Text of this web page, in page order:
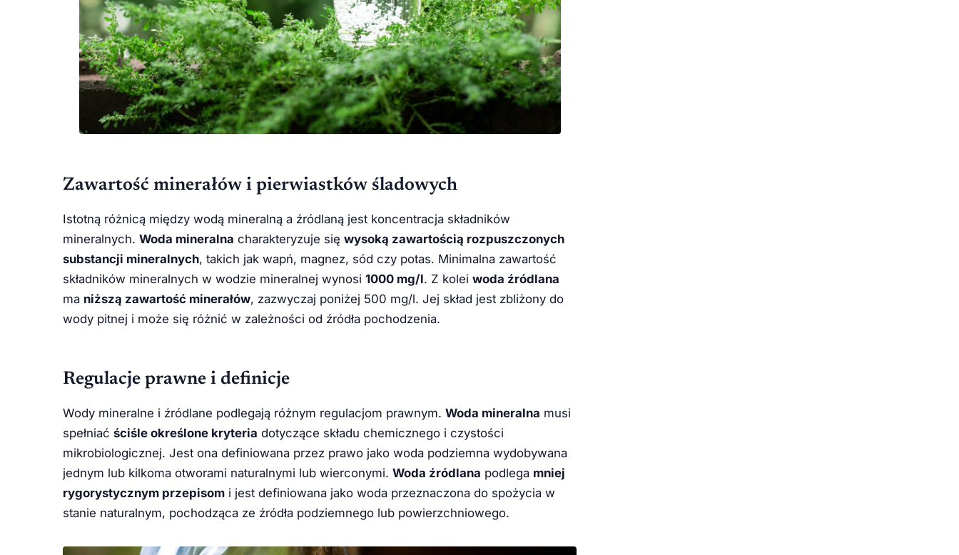
Zawartość minerałów i pierwiastków śladowych
Istotną różnicą między wodą mineralną a źródlaną jest koncentracja składników
mineralnych. Woda mineralna charakteryzuje się wysoką zawartością rozpuszczonych
substancji mineralnych, takich jak wapń, magnez, sód czy potas. Minimalna zawartość
składników mineralnych w wodzie mineralnej wynosi 1000 mg/l. Z kolei woda źródlana
ma niższą zawartość minerałów, zazwyczaj poniżej 500 mg/l. Jej skład jest zbliżony do
wody pitnej i może się różnić w zależności od źródła pochodzenia.
Regulacje prawne i definicje
Wody mineralne i źródlane podlegają różnym regulacjom prawnym. Woda mineralna musi
spełniać ściśle określone kryteria dotyczące składu chemicznego i czystości
mikrobiologicznej. Jest ona definiowana przez prawo jako woda podziemna wydobywana
jednym lub kilkoma otworami naturalnymi lub wierconymi. Woda źródlana podlega mniej
rygorystycznym przepisom i jest definiowana jako woda przeznaczona do spożycia w
stanie naturalnym, pochodząca ze źródła podziemnego lub powierzchniowego.